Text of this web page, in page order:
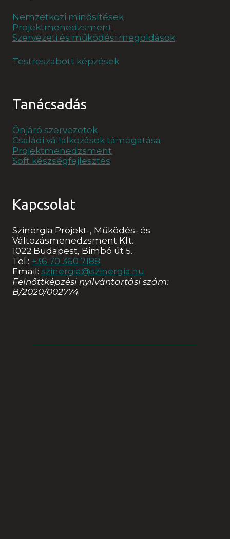
Nemzetközi minősítések
Projektmenedzsment
Szervezeti és működési megoldások
Testreszabott képzések
Tanácsadás
Önjáró szervezetek
Családi vállalkozások támogatása
Projektmenedzsment
Soft készségfejlesztés
Kapcsolat
Szinergia Projekt-, Működés- és
Változásmenedzsment Kft.
1022 Budapest, Bimbó út 5.
Tel.: +36 70 360 7188
Email: szinergia@szinergia.hu
Felnőttképzési nyilvántartási szám:
B/2020/002774